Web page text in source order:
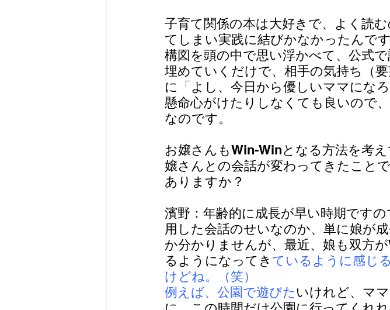
子育て関係の本は大好きで、よく読
てしまい実践に結びかなかったんで
構図を頭の中で思い浮かべて、公式
埋めていくだけで、相手の気持ち（
に「よし、今日から優しいママにな
懸命心がけたりしなくても良いので
なのです。
お嬢さんもWin-Winとなる方法を考
嬢さんとの会話が変わってきたこと
ありますか？
濱野：年齢的に成長が早い時期です
用した会話のせいなのか、単に娘が
か分かりませんが、最近、娘も双方
るようになってき ているように感じ
けどね。（笑）
例えば、公園で遊びたいけれど、マ